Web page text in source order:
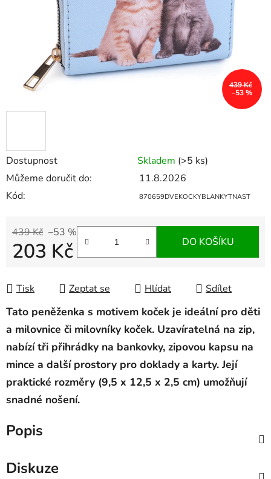
Dostupnost Skladem (>5 ks)
Můžeme doručit do:
11.8.2026
Kód:
870659DVEKOCKYBLANKYTNAST
439 Kč –53 %
203 Kč DO KOŠÍKU
Tisk Zeptat se Hlídat Sdílet
Tato peněženka s motivem koček je ideální pro děti
a milovnice či milovníky koček. Uzavíratelná na zip,
nabízí tři přihrádky na bankovky, zipovou kapsu na
mince a další prostory pro doklady a karty. Její
praktické rozměry (9,5 x 12,5 x 2,5 cm) umožňují
snadné nošení.
439 Kč
–53 %
Popis
Diskuze